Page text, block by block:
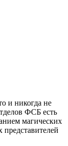
и никогда не
ФСБ есть
магических